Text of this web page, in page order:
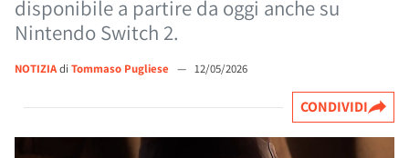
disponibile a partire da oggi anche su
Nintendo Switch 2.
NOTIZIAdi Tommaso Pugliese — 12/05/2026
CONDIVIDI